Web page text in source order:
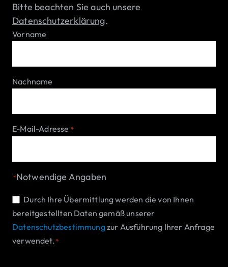
Bitte beachten Sie auch unsere
Datenschutzerklärung.
Vorname
Nachname
E-Mail-Adresse *
*Notwendige Angaben
Einwilligung
*
Durch Ihre Übermittlung werden die von Ihnen
bereitgestellten Daten gemäß unserer
Datenschutzbestimmungzur Ausführung Ihrer Anfrage
verwendet.*